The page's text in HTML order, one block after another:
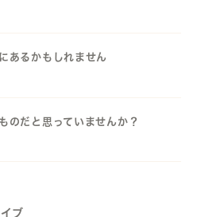
あるかもしれません
だと思っていませんか？
ブ